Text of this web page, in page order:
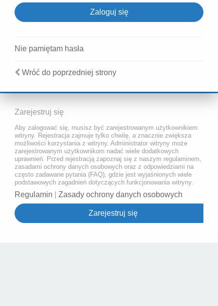
Nie pamiętam hasła
Wróć do poprzedniej strony
Zarejestruj się
Aby zalogować się, musisz być zarejestrowanym użytkownikiem
witryny. Rejestracja zajmuje tylko chwilę, a znacznie zwiększa
możliwości korzystania z witryny. Administrator witryny może
zarejestrowanym użytkownikom nadać wiele dodatkowych
uprawnień. Przed rejestracją zapoznaj się z naszym regulaminem,
zasadami ochrony danych osobowych oraz z odpowiedziami na
często zadawane pytania (FAQ), gdzie jest wyjaśnionych wiele
podstawowych zagadnień dotyczących funkcjonowania witryny.
Regulamin Zasady ochrony danych osobowych
Zarejestruj się